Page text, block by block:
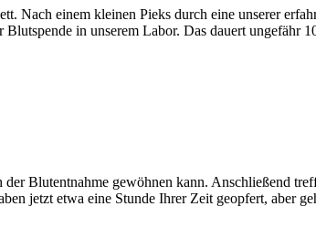
Nach einem kleinen Pieks durch eine unserer
in unserem Labor. Das dauert ungefähr
Blutentnahme gewöhnen kann. Anschließend
jetzt etwa eine Stunde Ihrer Zeit geopfert, aber